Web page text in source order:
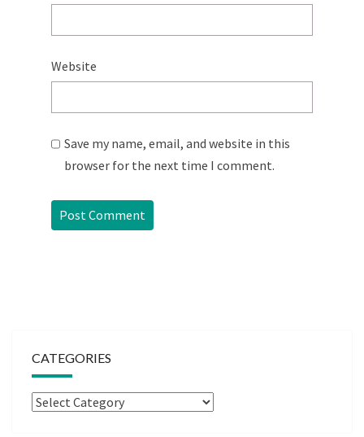
Website
Save my name, email, and website in this
browser for the next time I comment.
CATEGORIES
Categories